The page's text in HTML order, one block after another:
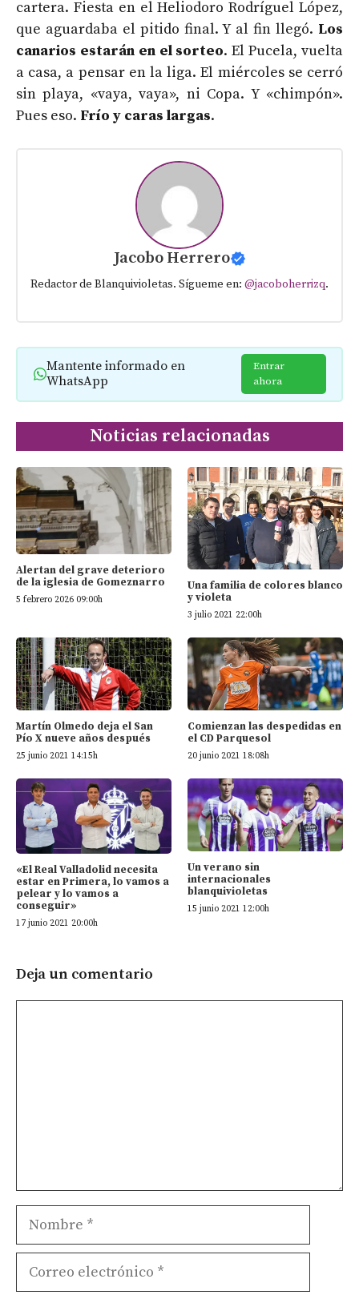
cartera. Fiesta en el Heliodoro Rodríguel López,
que aguardaba el pitido final. Y al fin llegó. Los
canarios estarán en el sorteo. El Pucela, vuelta
a casa, a pensar en la liga. El miércoles se cerró
sin playa, «vaya, vaya», ni Copa. Y «chimpón».
Pues eso. Frío y caras largas.
Jacobo Herrero
Redactor de Blanquivioletas. Sígueme en: @jacoboherrizq.
Mantente informado en
WhatsApp
Entrar
ahora
Noticias relacionadas
Alertan del grave deterioro
de la iglesia de Gomeznarro
5 febrero 2026 09:00h
Una familia de colores blanco
y violeta
3 julio 2021 22:00h
Martín Olmedo deja el San
Pío X nueve años después
25 junio 2021 14:15h
Comienzan las despedidas en
el CD Parquesol
20 junio 2021 18:08h
«El Real Valladolid necesita
estar en Primera, lo vamos a
pelear y lo vamos a
conseguir»
17 junio 2021 20:00h
Un verano sin
internacionales
blanquivioletas
15 junio 2021 12:00h
Deja un comentario
Nombre
Correo